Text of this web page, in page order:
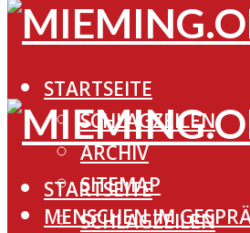
STARTSEITE
SCHLAGZEILEN
ARCHIV
SITEMAP
MENSCHEN IM
STARTSEITE
SCHLAGZEILEN